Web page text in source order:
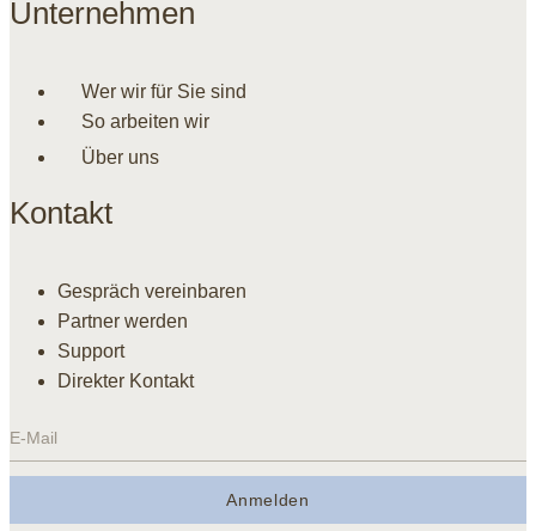
Unternehmen
Wer wir für Sie sind
So arbeiten wir
Über uns
Kontakt
Gespräch vereinbaren
Partner werden
Support
Direkter Kontakt
Anmelden